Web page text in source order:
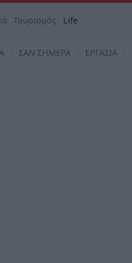
Τουρισμός Life
ΣΑΝ ΣΗΜΕΡΑ ΕΡΓΑΣΙΑ